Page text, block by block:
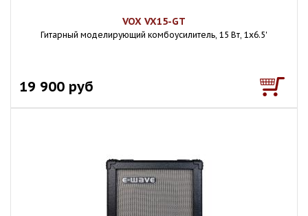
VOX VX15-GT
Гитарный моделирующий комбоусилитель, 15 Вт, 1x6.5'
19 900 руб